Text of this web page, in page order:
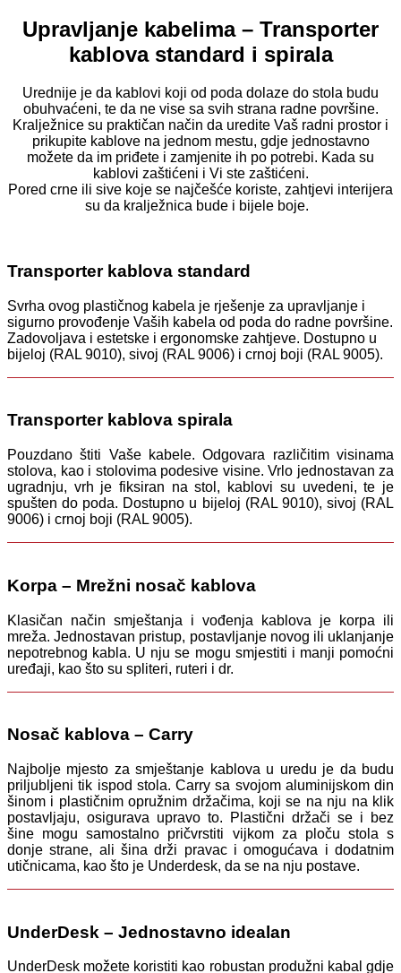
Upravljanje kabelima – Transporter
kablova standard i spirala
Urednije je da kablovi koji od poda dolaze do stola budu
obuhvaćeni, te da ne vise sa svih strana radne površine.
Kralježnice su praktičan način da uredite Vaš radni prostor i
prikupite kablove na jednom mestu, gdje jednostavno
možete da im priđete i zamjenite ih po potrebi. Kada su
kablovi zaštićeni i Vi ste zaštićeni.
Pored crne ili sive koje se najčešće koriste, zahtjevi interijera
su da kralježnica bude i bijele boje.
Transporter kablova standard
Svrha ovog plastičnog kabela je rješenje za upravljanje i
sigurno provođenje Vaših kabela od poda do radne površine.
Zadovoljava i estetske i ergonomske zahtjeve. Dostupno u
bijeloj (RAL 9010), sivoj (RAL 9006) i crnoj boji (RAL 9005).
Transporter kablova spirala
Pouzdano štiti Vaše kabele. Odgovara različitim visinama
stolova, kao i stolovima podesive visine. Vrlo jednostavan za
ugradnju, vrh je fiksiran na stol, kablovi su uvedeni, te je
spušten do poda. Dostupno u bijeloj (RAL 9010), sivoj (RAL
9006) i crnoj boji (RAL 9005).
Korpa – Mrežni nosač kablova
Klasičan način smještanja i vođenja kablova je korpa ili
mreža. Jednostavan pristup, postavljanje novog ili uklanjanje
nepotrebnog kabla. U nju se mogu smjestiti i manji pomoćni
uređaji, kao što su spliteri, ruteri i dr.
Nosač kablova – Carry
Najbolje mjesto za smještanje kablova u uredu je da budu
priljubljeni tik ispod stola. Carry sa svojom aluminijskom din
šinom i plastičnim opružnim držačima, koji se na nju na klik
postavljaju, osigurava upravo to. Plastični držači se i bez
šine mogu samostalno pričvrstiti vijkom za ploču stola s
donje strane, ali šina drži pravac i omogućava i dodatnim
utičnicama, kao što je Underdesk, da se na nju postave.
UnderDesk – Jednostavno idealan
UnderDesk možete koristiti kao robustan produžni kabal gdje